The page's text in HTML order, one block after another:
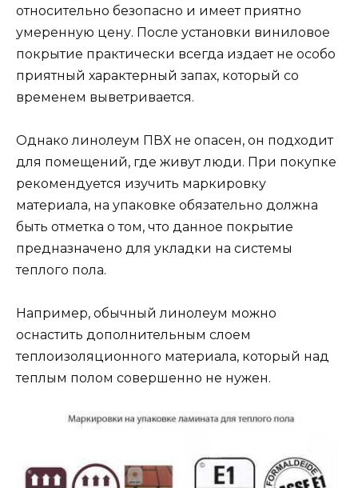
относительно безопасно и имеет приятно
умеренную цену. После установки виниловое
покрытие практически всегда издает не особо
приятный характерный запах, который со
временем выветривается.
Однако линолеум ПВХ не опасен, он подходит
для помещений, где живут люди. При покупке
рекомендуется изучить маркировку
материала, на упаковке обязательно должна
быть отметка о том, что данное покрытие
предназначено для укладки на системы
теплого пола.
Например, обычный линолеум можно
оснастить дополнительным слоем
теплоизоляционного материала, который над
теплым полом совершенно не нужен.